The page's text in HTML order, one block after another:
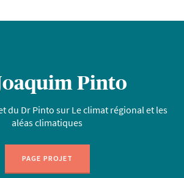
Pinto
du Dr Pinto sur Le climat régional et les
aléas climatiques
PAGE PROJET